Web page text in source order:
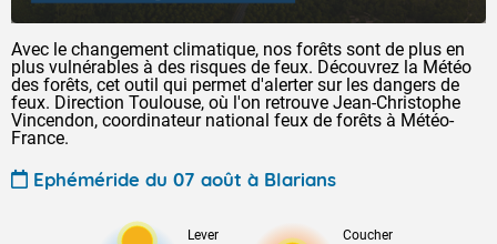
Avec le changement climatique, nos forêts sont de plus en
plus vulnérables à des risques de feux. Découvrez la Météo
des forêts, cet outil qui permet d'alerter sur les dangers de
feux. Direction Toulouse, où l'on retrouve Jean-Christophe
Vincendon, coordinateur national feux de forêts à Météo-
France.
Ephéméride du 07 août à Blarians
Lever Coucher